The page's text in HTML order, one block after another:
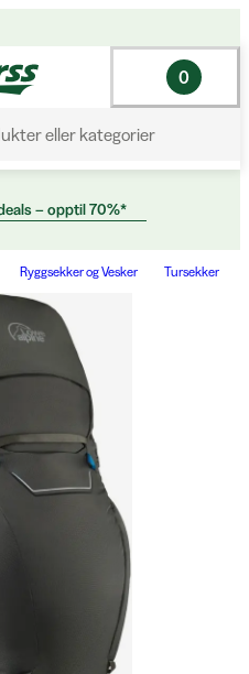
eller kategorier
0
– opptil 70%*
Ryggsekker og Vesker Tursekker